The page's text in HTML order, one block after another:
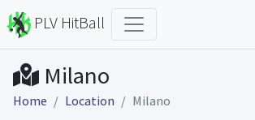
PLV HitBall
Milano
Home Location Milano